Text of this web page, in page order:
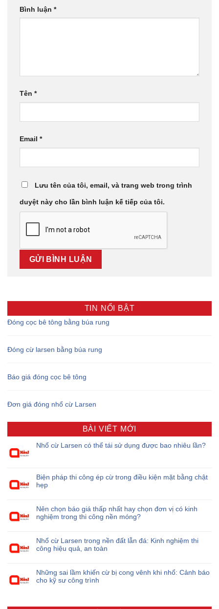
Bình luận *
Tên *
Email *
Lưu tên của tôi, email, và trang web trong trình
duyệt này cho lần bình luận kế tiếp của tôi.
TIN NỔI BẬT
Đóng cọc bê tông bằng búa rung
Đóng cừ larsen bằng búa rung
Báo giá đóng cọc bê tông
Đơn giá đóng nhổ cừ Larsen
BÀI VIẾT MỚI
Nhổ cừ Larsen có thể tái sử dụng được bao nhiêu lần?
Biện pháp thi công ép cừ trong điều kiện mặt bằng chật
hẹp
Nên chọn báo giá thấp nhất hay chọn đơn vị có kinh
nghiệm trong thi công nền móng?
Nhổ cừ Larsen trong nền đất lẫn đá: Kinh nghiệm thi
công hiệu quả, an toàn
Những sai lầm khiến cừ bị cong vênh khi nhổ: Cảnh báo
cho kỹ sư công trình